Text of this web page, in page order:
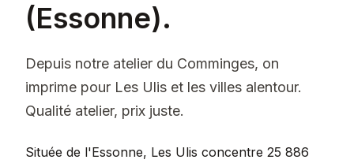
(Essonne).
Depuis notre atelier du Comminges, on
imprime pour Les Ulis et les villes alentour.
Qualité atelier, prix juste.
Située de l'Essonne, Les Ulis concentre 25 886